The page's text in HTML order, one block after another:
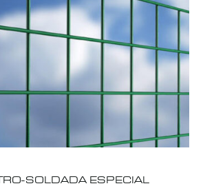
SOLDADA ESPECIAL